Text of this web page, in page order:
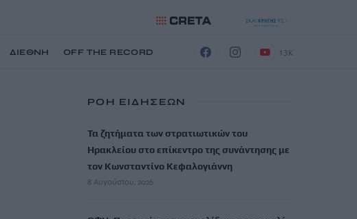
ΔΙΕΘΝΗ OFF THE RECORD 13K
ΡΟΗ ΕΙΔΗΣΕΩΝ
Τα ζητήματα των στρατιωτικών του
Ηρακλείου στο επίκεντρο της συνάντησης με
τον Κωνσταντίνο Κεφαλογιάννη
8 Αυγούστου, 2026